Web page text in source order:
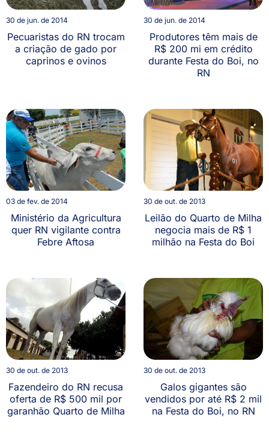
30 de jun. de 2014
Pecuaristas do RN trocam
a criação de gado por
caprinos e ovinos
30 de jun. de 2014
Produtores têm mais de
R$ 200 mi em crédito
durante Festa do Boi, no
RN
03 de fev. de 2014
Ministério da Agricultura
quer RN vigilante contra
Febre Aftosa
30 de out. de 2013
Leilão do Quarto de Milha
negocia mais de R$ 1
milhão na Festa do Boi
30 de out. de 2013
Fazendeiro do RN recusa
oferta de R$ 500 mil por
garanhão Quarto de Milha
30 de out. de 2013
Galos gigantes são
vendidos por até R$ 2 mil
na Festa do Boi, no RN